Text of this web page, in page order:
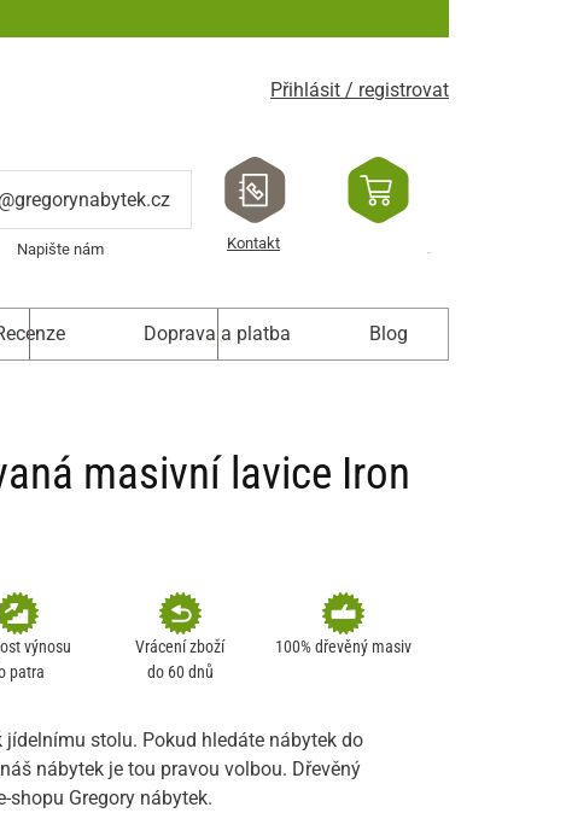
Přihlásit / registrovat
Napište nám Kontakt
Doprava a platba Blog
masivní lavice Iron
výnosu
patra
Vrácení zboží
do 60 dnů
100% dřevěný masiv
stolu. Pokud hledáte nábytek do
nábytek je tou pravou volbou. Dřevěný
shopu Gregory nábytek.